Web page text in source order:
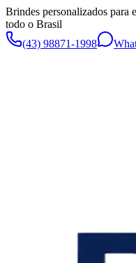
Brindes personalizados para
todo o Brasil
(43) 98871-1998